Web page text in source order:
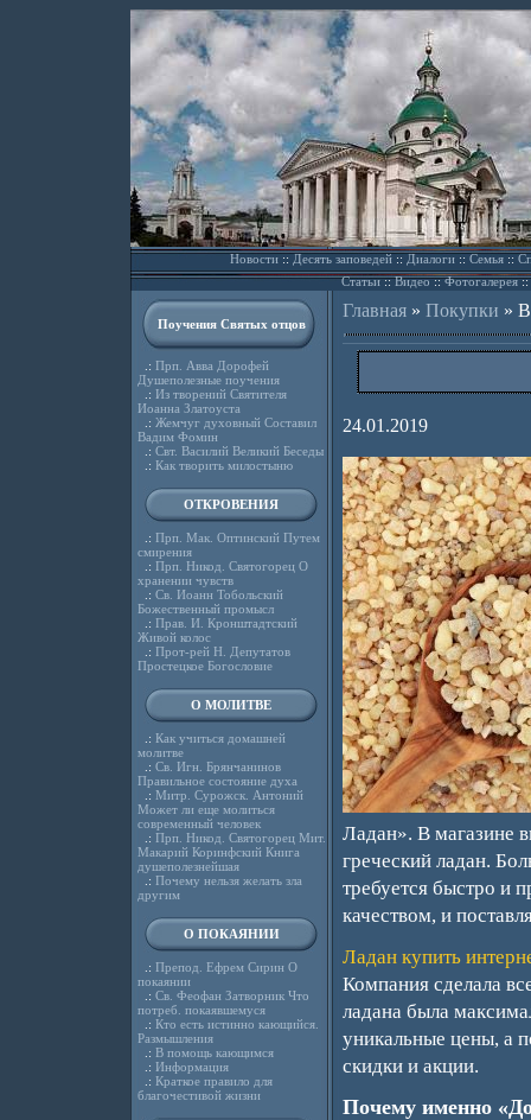
Новости::Десять заповедей::Диалоги::Семья::
Статьи::Видео ::Фотогалерея::
Поучения Святых отцов
.: Прп. Авва Дорофей
Душеполезные поучения
.: Из творений Святителя
Иоанна Златоуста
.: Жемчуг духовный Составил
Вадим Фомин
.: Свт. Василий Великий Беседы
.: Как творить милостыню
ОТКРОВЕНИЯ
.: Прп. Мак. Оптинский Путем
смирения
.: Прп. Никод. Святогорец О
хранении чувств
.: Св. Иоанн Тобольский
Божественный промысл
.: Прав. И. Кронштадтский
Живой колос
.: Прот-рей Н. Депутатов
Простецкое Богословие
О МОЛИТВЕ
.: Как учиться домашней
молитве
.: Св. Игн. Брянчанинов
Правильное состояние духа
.: Митр. Сурожск. Антоний
Может ли еще молиться
современный человек
.: Прп. Никод. Святогорец Мит.
Макарий Коринфский Книга
душеполезнейшая
.: Почему нельзя желать зла
другим
О ПОКАЯНИИ
.: Препод. Ефрем Сирин О
покаянии
.: Св. Феофан Затворник Что
потреб. покаявшемуся
.: Кто есть истинно кающийся.
Размышления
.: В помощь кающимся
.: Информация
.: Краткое правило для
благочестивой жизни
Главная» Покупки »
24.01.2019
Ладан». В магазине
греческий ладан.
требуется быстро и
качеством, и
Ладан купить
Компания сделала
ладана была
уникальные цены, а
скидки и акции.
Почему именно